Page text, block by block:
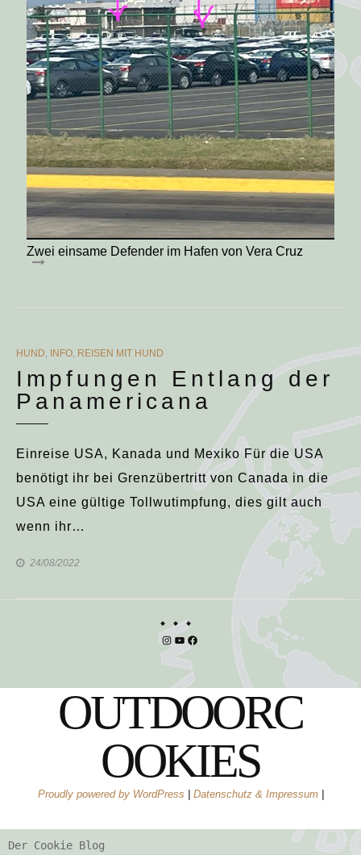
Zwei einsame Defender im Hafen von Vera Cruz
CATEGORIES
HUND, INFO, REISEN MIT HUND
Impfungen Entlang der
Panamericana
Einreise USA, Kanada und Mexiko Für die USA
benötigt ihr bei Grenzübertritt von Canada in die
USA eine gültige Tollwutimpfung, dies gilt auch
wenn ihr…
24/08/2022
Instagram
YouTube
Facebook
OUTDOORC
OOKIES
Proudly powered by WordPress Datenschutz & Impressum
Der Cookie Blog